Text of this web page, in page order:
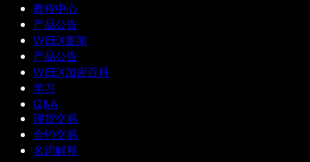
教程中心
产品公告
WEEX要闻
产品公告
WEEX加密百科
学习
Q&A
现货交易
合约交易
名词解释